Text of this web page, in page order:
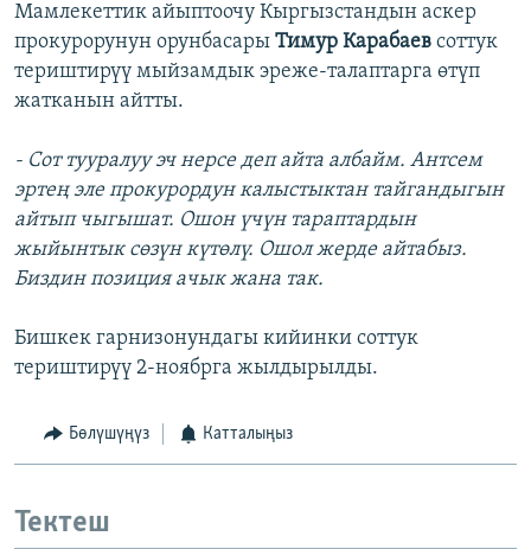
Мамлекеттик айыптоочу Кыргызстандын аскер
прокурорунун орунбасары Тимур Карабаев соттук
териштирүү мыйзамдык эреже-талаптарга өтүп
жатканын айтты.
- Сот тууралуу эч нерсе деп айта албайм. Антсем
эртең эле прокурордун калыстыктан тайгандыгын
айтып чыгышат. Ошон үчүн тараптардын
жыйынтык сөзүн күтөлү. Ошол жерде айтабыз.
Биздин позиция ачык жана так.
Бишкек гарнизонундагы кийинки соттук
териштирүү 2-ноябрга жылдырылды.
Бөлүшүңүз Катталыңыз
Тектеш